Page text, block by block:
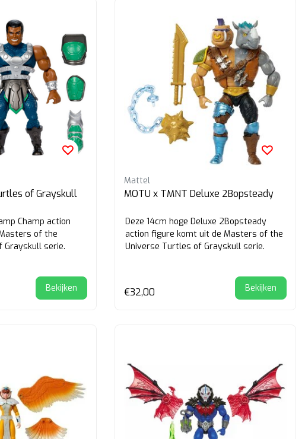
of Grayskull
Champ action
of the
serie.
Bekijken
Mattel
MOTU x TMNT Deluxe 2Bopsteady
Deze 14cm hoge Deluxe 2Bopsteady
action figure komt uit de Masters of the
Universe Turtles of Grayskull serie.
€32,00 Bekijken